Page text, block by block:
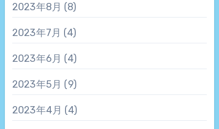
2023年8月 (8)
2023年7月 (4)
2023年6月 (4)
2023年5月 (9)
2023年4月 (4)